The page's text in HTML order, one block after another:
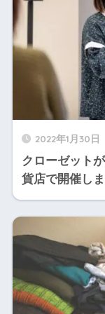
2022年1月30日
クローゼット
貨店で開催しま